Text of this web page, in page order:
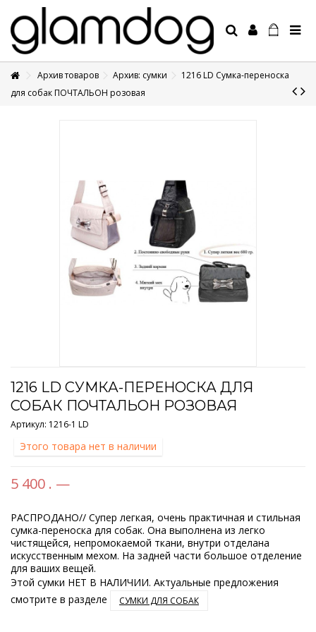
+7 495 1250410
Архив товаров Архив: сумки
1216 LD Сумка-переноска
для собак ПОЧТАЛЬОН розовая
1216 LD СУМКА-ПЕРЕНОСКА ДЛЯ
СОБАК ПОЧТАЛЬОН РОЗОВАЯ
Артикул: 1216-1 LD
Этого товара нет в наличии
5 400 . —
РАСПРОДАНО// Супер легкая, очень практичная и стильная
сумка-переноска для собак. Она выполнена из легко
чистящейся, непромокаемой ткани, внутри отделана
искусственным мехом. На задней части большое отделение
для ваших вещей.
Этой сумки НЕТ В НАЛИЧИИ. Актуальные предложения
смотрите в разделе
СУМКИ ДЛЯ СОБАК